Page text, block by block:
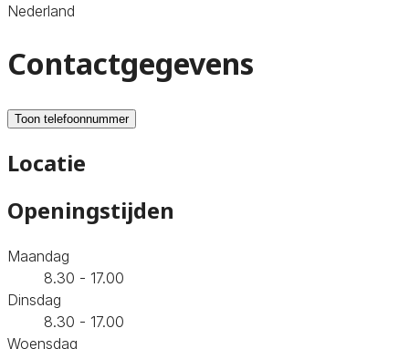
Nederland
Contactgegevens
Toon telefoonnummer
Locatie
Openingstijden
Maandag
8.30 - 17.00
Dinsdag
8.30 - 17.00
Woensdag